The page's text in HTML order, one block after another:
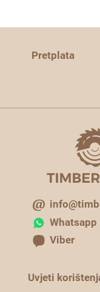
Pretplata
Whatsapp
Viber
Uvjeti